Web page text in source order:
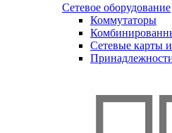
Сетевое оборудование
Коммутаторы
Сетевые карты